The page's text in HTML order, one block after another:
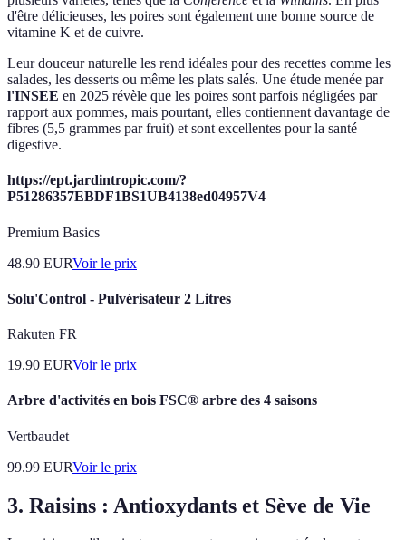
d'être délicieuses, les poires sont également une bonne source de
vitamine K et de cuivre.
Leur douceur naturelle les rend idéales pour des recettes comme les
salades, les desserts ou même les plats salés. Une étude menée par
l'INSEE en 2025 révèle que les poires sont parfois négligées par
rapport aux pommes, mais pourtant, elles contiennent davantage de
fibres (5,5 grammes par fruit) et sont excellentes pour la santé
digestive.
https://ept.jardintropic.com/?
P51286357EBDF1BS1UB4138ed04957V4
Premium Basics
48.90 EURVoir le prix
Solu'Control - Pulvérisateur 2 Litres
Rakuten FR
19.90 EURVoir le prix
Arbre d'activités en bois FSC® arbre des 4 saisons
Vertbaudet
99.99 EURVoir le prix
3. Raisins : Antioxydants et Sève de Vie